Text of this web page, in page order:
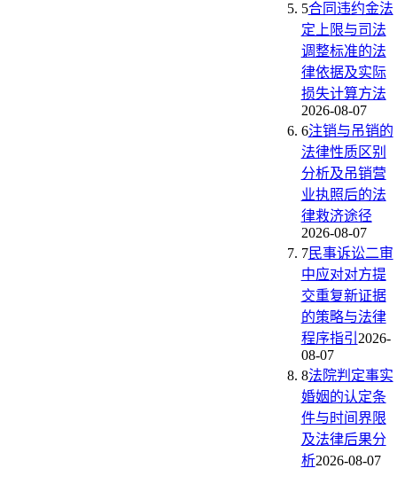
5合同违约金法
定上限与司法
调整标准的法
律依据及实际
损失计算方法
2026-08-07
6注销与吊销的
法律性质区别
分析及吊销营
业执照后的法
律救济途径
2026-08-07
7民事诉讼二审
中应对对方提
交重复新证据
的策略与法律
程序指引 2026-
08-07
8法院判定事实
婚姻的认定条
件与时间界限
及法律后果分
析2026-08-07